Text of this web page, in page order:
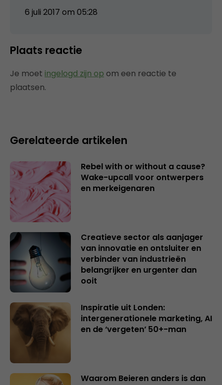
6 juli 2017 om 05:28
Plaats reactie
Je moet ingelogd zijn op om een reactie te
plaatsen.
Gerelateerde artikelen
Rebel with or without a cause?
Wake-upcall voor ontwerpers
en merkeigenaren
Creatieve sector als aanjager
van innovatie en ontsluiter en
verbinder van industrieën
belangrijker en urgenter dan
ooit
Inspiratie uit Londen:
intergenerationele marketing, AI
en de ‘vergeten’ 50+-man
Waarom Beieren anders is dan